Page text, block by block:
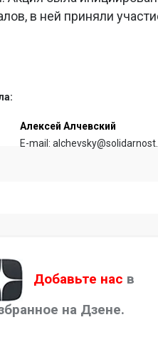
в ней приняли
Алексей Алчевский
E-mail:
Добавьте нас в
на Дзене.